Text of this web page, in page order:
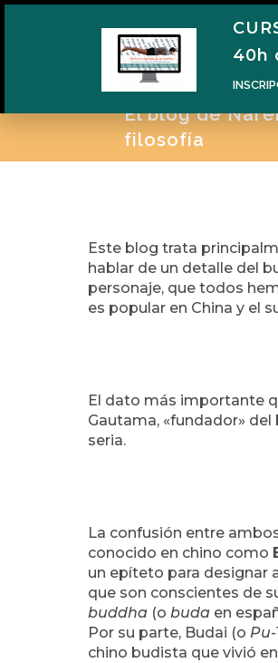
El blog de
filosofía
Este blog trata
hablar de un detalle del
personaje, que todos
es popular en China y el
El dato más importante
Gautama, «fundador»
seria.
La confusión entre
conocido en chino como
un epíteto para designar
que son conscientes de
buddha (o buda en
Por su parte, Budai (o Pu-
chino budista que vivió
40h